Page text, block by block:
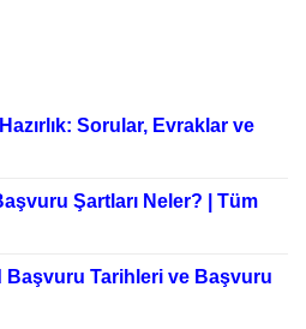
Sorular, Evraklar ve
Şartları Neler? | Tüm
Başvuru Tarihleri ve Başvuru